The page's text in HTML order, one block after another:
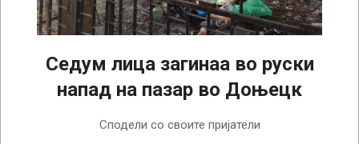
Седум лица загинаа во руски
напад на пазар во Доњецк
Сподели со своите пријатели